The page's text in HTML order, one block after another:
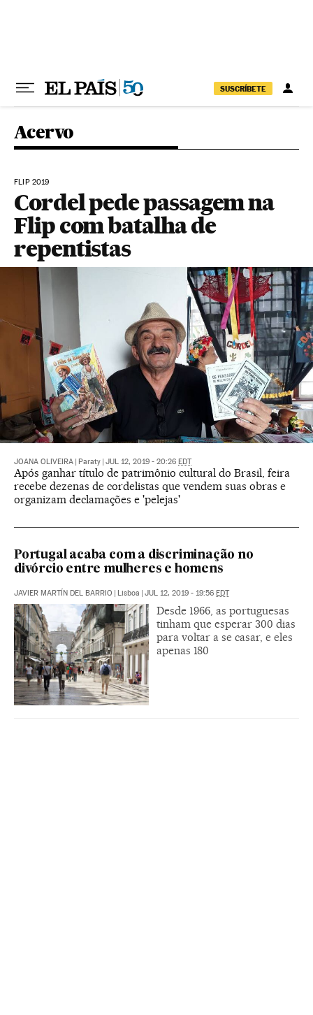
SUSCRÍBETE
Acervo
FLIP 2019
Cordel pede passagem na
Flip com batalha de
repentistas
JOANA OLIVEIRA Paraty JUL 12, 2019 - 20:26 EDT
Após ganhar título de patrimônio cultural do Brasil, feira
recebe dezenas de cordelistas que vendem suas obras e
organizam declamações e 'pelejas'
Portugal acaba com a discriminação no
divórcio entre mulheres e homens
JAVIER MARTÍN DEL BARRIO Lisboa JUL 12, 2019 - 19:56 EDT
Desde 1966, as portuguesas
tinham que esperar 300 dias
para voltar a se casar, e eles
apenas 180